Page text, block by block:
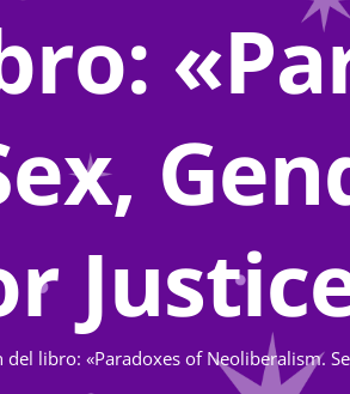
del libro: «Paradoxes of Neoliberalism.